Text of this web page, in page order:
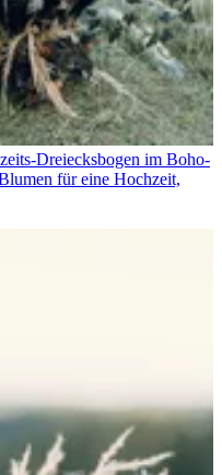
Dreiecksbogen im Boho-
für eine Hochzeit,